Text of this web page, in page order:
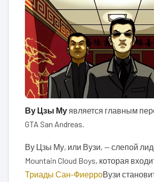
Ву Цзы Му является главным
GTA San Andreas.
Ву Цзы Му, или Вузи, — слепой
Mountain Cloud Boys, которая
Триады Сан-ФиерроВузи